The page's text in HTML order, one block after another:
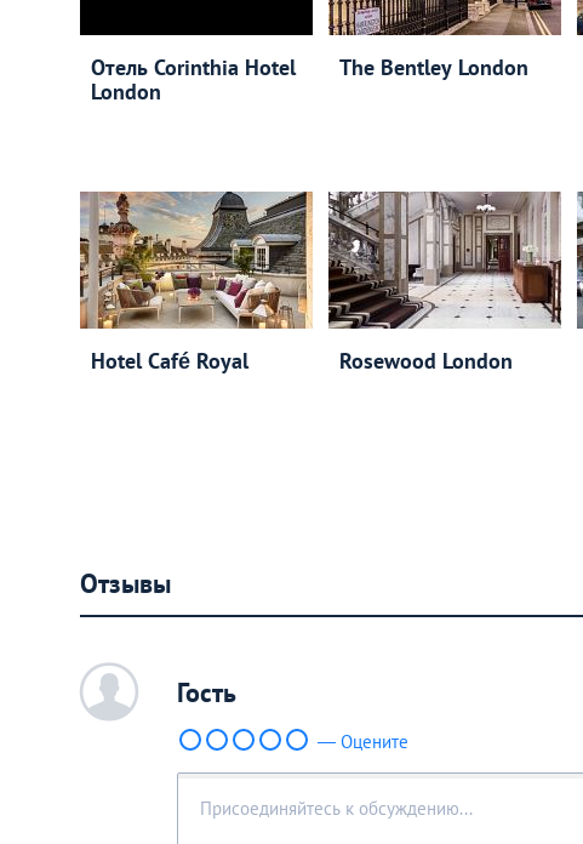
Отель Corinthia Hotel
London
The Bentley London
Hotel Café Royal Rosewood London
Отзывы
c Гость
— Оцените